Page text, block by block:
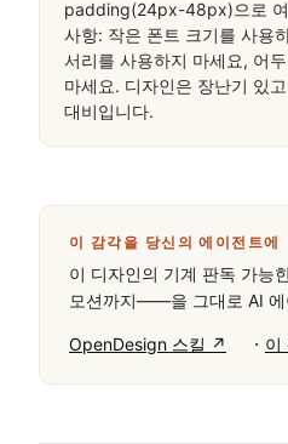
System Prompt
이것은 코코(Coco)라는 소셜
#000000, 그리고 주요 CTA
렉트릭 블루(#23C4F7)입니
padding(24px-48px)으로 여
서리를 사용하지 마세요, 어